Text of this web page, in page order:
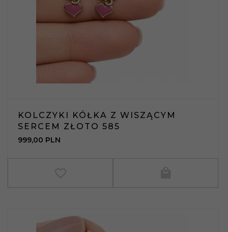
KOLCZYKI KÓŁKA Z WISZĄCYM
SERCEM ZŁOTO 585
999,00 PLN